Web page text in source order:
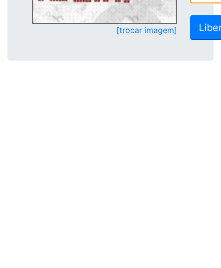
[trocar imagem]